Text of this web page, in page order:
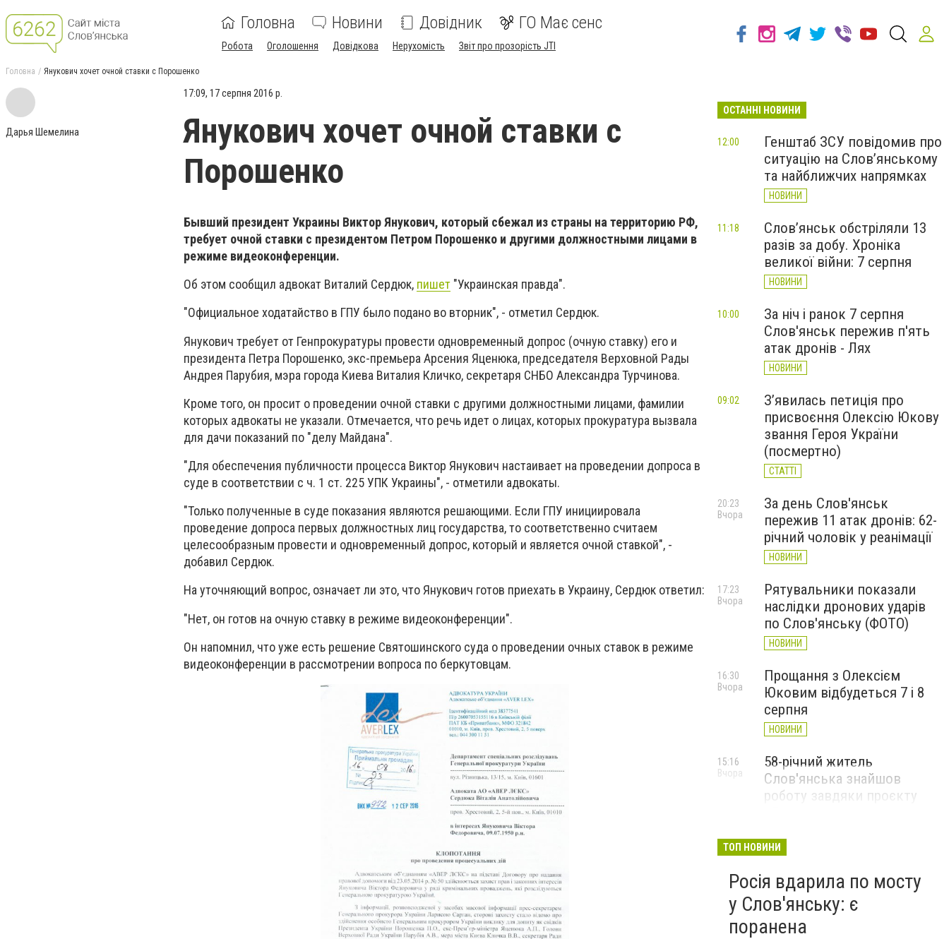
Головна Новини Довідник ГО Має сенс
Робота Оголошення Довідкова Нерухомість Звіт про прозорість JTI
Головна Янукович хочет очной ставки с Порошенко
Дарья Шемелина
17:09, 17 серпня 2016 р.
Янукович хочет очной ставки с
Порошенко
Бывший президент Украины Виктор Янукович, который сбежал из страны на территорию РФ,
требует очной ставки с президентом Петром Порошенко и другими должностными лицами в
режиме видеоконференции.
Об этом сообщил адвокат Виталий Сердюк, пишет "Украинская правда".
"Официальное ходатайство в ГПУ было подано во вторник", - отметил Сердюк.
Янукович требует от Генпрокуратуры провести одновременный допрос (очную ставку) его и
президента Петра Порошенко, экс-премьера Арсения Яценюка, председателя Верховной Рады
Андрея Парубия, мэра города Киева Виталия Кличко, секретаря СНБО Александра Турчинова.
Кроме того, он просит о проведении очной ставки с другими должностными лицами, фамилии
которых адвокаты не указали. Отмечается, что речь идет о лицах, которых прокуратура вызвала
для дачи показаний по "делу Майдана".
"Для обеспечения публичности процесса Виктор Янукович настаивает на проведении допроса в
суде в соответствии с ч. 1 ст. 225 УПК Украины", - отметили адвокаты.
"Только полученные в суде показания являются решающими. Если ГПУ инициировала
проведение допроса первых должностных лиц государства, то соответственно считаем
целесообразным провести и одновременный допрос, который и является очной ставкой", -
добавил Сердюк.
На уточняющий вопрос, означает ли это, что Янукович готов приехать в Украину, Сердюк ответил:
"Нет, он готов на очную ставку в режиме видеоконференции".
Он напомнил, что уже есть решение Святошинского суда о проведении очных ставок в режиме
видеоконференции в рассмотрении вопроса по беркутовцам.
ОСТАННІ НОВИНИ
Генштаб ЗСУ повідомив про
ситуацію на Слов’янському
та найближчих напрямках
НОВИНИ
12:00
Слов’янськ обстріляли 13
разів за добу. Хроніка
великої війни: 7 серпня
НОВИНИ
11:18
За ніч і ранок 7 серпня
Слов'янськ пережив п'ять
атак дронів - Лях
НОВИНИ
10:00
З’явилась петиція про
присвоєння Олексію Юкову
звання Героя України
(посмертно)
СТАТТІ
09:02
За день Слов'янськ
пережив 11 атак дронів: 62-
річний чоловік у реанімації
НОВИНИ
20:23
Вчора
Рятувальники показали
наслідки дронових ударів
по Слов'янську (ФОТО)
НОВИНИ
17:23
Вчора
Прощання з Олексієм
Юковим відбудеться 7 і 8
серпня
НОВИНИ
16:30
Вчора
58-річний житель
Слов'янська знайшов
роботу завдяки проєкту
15:16
Вчора
ТОП НОВИНИ
Росія вдарила по мосту
у Слов'янську: є
поранена